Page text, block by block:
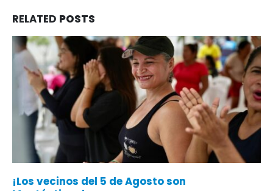
RELATED POSTS
¡Los vecinos del 5 de Agosto son